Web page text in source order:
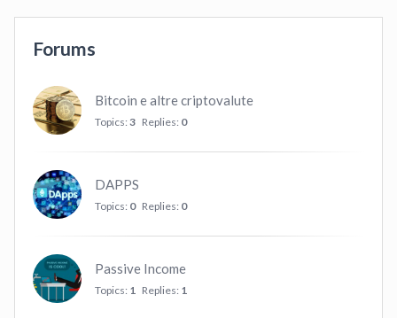
Forums
Bitcoin e altre criptovalute
Topics: 3 Replies: 0
DAPPS
Topics: 0 Replies: 0
Passive Income
Topics: 1 Replies: 1